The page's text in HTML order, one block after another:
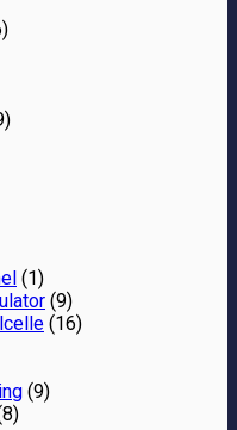
(1)
(9)
(16)
(9)